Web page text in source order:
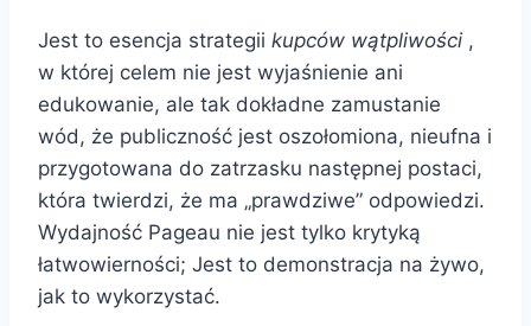
Jest to esencja strategii kupców wątpliwości ,
w której celem nie jest wyjaśnienie ani
edukowanie, ale tak dokładne zamustanie
wód, że publiczność jest oszołomiona, nieufna i
przygotowana do zatrzasku następnej postaci,
która twierdzi, że ma „prawdziwe” odpowiedzi.
Wydajność Pageau nie jest tylko krytyką
łatwowierności; Jest to demonstracja na żywo,
jak to wykorzystać.